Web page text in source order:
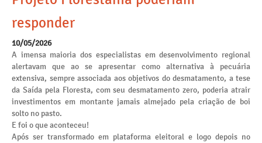
responder
10/05/2026
A imensa maioria dos especialistas em desenvolvimento regional
alertavam que ao se apresentar como alternativa à pecuária
extensiva, sempre associada aos objetivos do desmatamento, a tese
da Saída pela Floresta, com seu desmatamento zero, poderia atrair
investimentos em montante jamais almejado pela criação de boi
solto no pasto.
E foi o que aconteceu!
Após ser transformado em plataforma eleitoral e logo depois no